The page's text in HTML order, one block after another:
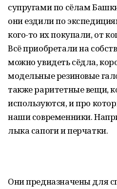
супругами по сёлам
они ездили по
кого-то их покупали, от
Всё приобретали на
можно увидеть сёдла,
модельные резиновые
также раритетные вещи,
используются, и про
наши современники.
лыка сапоги и перчатки.
Они предназначены для